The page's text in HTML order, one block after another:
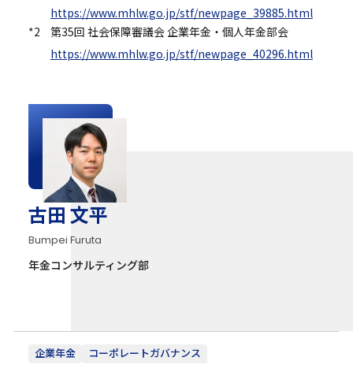
企業年金 コーポレートガバナンス
https://www.mhlw.go.jp/stf/newpage_39885.html
*2
第35回 社会保障審議会 企業年金・個人年金部会
https://www.mhlw.go.jp/stf/newpage_40296.html
古田 文平
Bumpei Furuta
年金コンサルティング部